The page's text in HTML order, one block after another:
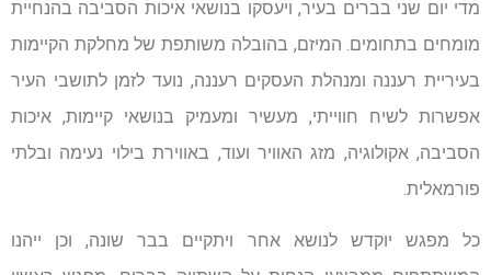
מדי יום שני בברים בעיר, ויעסקו בנושאי איכות הסביבה בהנחיית
מומחים בתחומים. המיזם, בהובלה משותפת של מחלקת הקיימות
בעיריית רעננה ומנהלת העסקים רעננה, נועד לזמן לתושבי העיר
אפשרות לשיח חווייתי, מעשיר ומעמיק בנושאי קיימות, איכות
הסביבה, אקולוגיה, מזג האוויר ועוד, באווירת בילוי נעימה ובלתי
פורמאלית.
כל מפגש יוקדש לנושא אחר ויתקיים בבר שונה, וכן ייהנו